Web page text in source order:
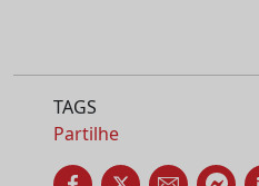
TAGS
Partilhe